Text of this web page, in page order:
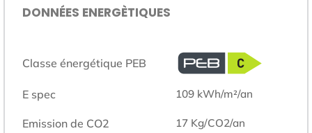
DONNÉES ENERGÈTIQUES
Classe énergétique PEB
E spec 109 kWh/m²/an
Emission de CO2 17 Kg/CO2/an